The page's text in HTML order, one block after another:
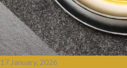
17 January, 2026